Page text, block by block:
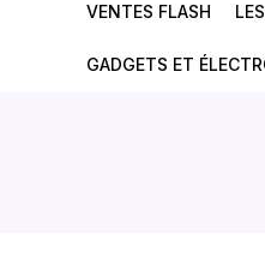
VENTES FLASH
GADGETS ET